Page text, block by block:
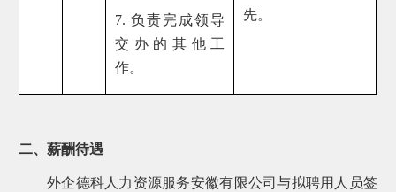
7. 负责完成领导
交办的其他工
作。
先。
二、薪酬待遇
外企德科人力资源服务安徽有限公司与拟聘用人员签